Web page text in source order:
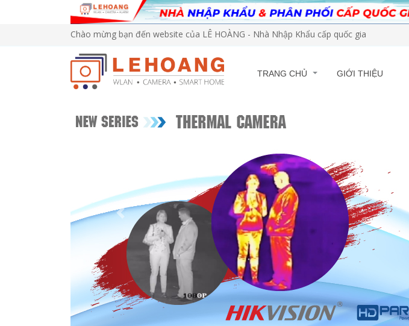
Chào mừng bạn đến website của LÊ HOÀNG - Nhà Nhập Khẩu cấp quốc gia
TRANG CHỦ GIỚI THIỆU